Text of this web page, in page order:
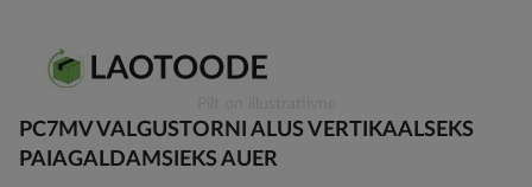
to
the
PC7MV VALGUSTORNI ALUS VERTIKAALSEKS
PAIAGALDAMSIEKS AUER